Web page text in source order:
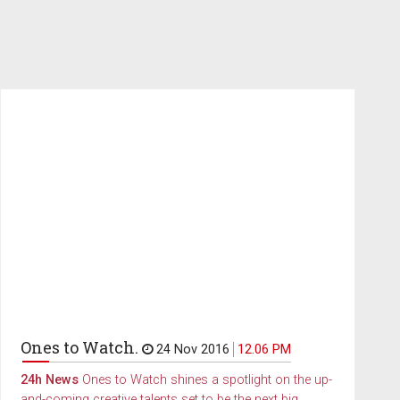
Ones to Watch. 24 Nov 2016
12.06 PM
24h NewsOnes to Watch shines a spotlight on the up-